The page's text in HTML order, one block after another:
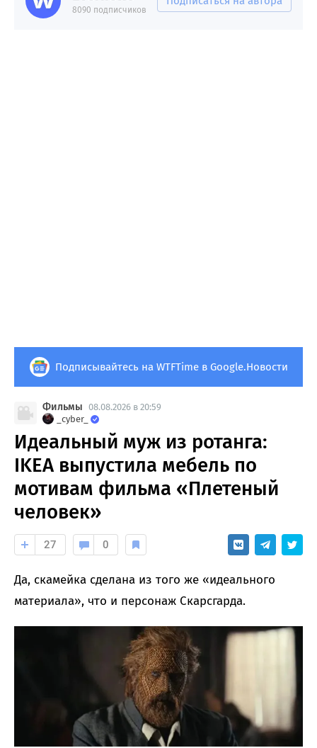
8090 подписчиков
Подписывайтесь на WTFTime в Google.Новости
Фильмы 08.08.2026 в 20:59
_cyber_
Идеальный муж из ротанга:
IKEA выпустила мебель по
мотивам фильма «Плетеный
человек»
27 0
Да, скамейка сделана из того же «идеального
материала», что и персонаж Скарсгарда.